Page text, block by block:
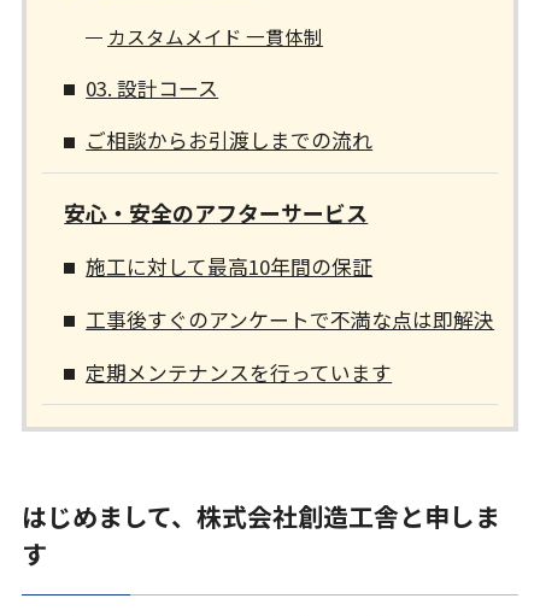
カスタムメイド 一貫体制
03. 設計コース
ご相談からお引渡しまでの流れ
安心・安全のアフターサービス
施工に対して最高10年間の保証
工事後すぐのアンケートで不満な点は即解決
定期メンテナンスを行っています
はじめまして、株式会社創造工舎と申しま
す